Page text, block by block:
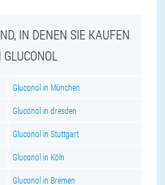
IN DENEN SIE KAUFEN
Gluconol in München
Gluconol in dresden
Gluconol in Stuttgart
Gluconol in Köln
Gluconol in Bremen